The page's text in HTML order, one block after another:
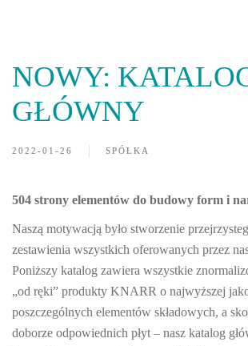
NOWY:
GŁÓWNY
2022-01-26 SPÓŁKA
504 strony elementów do budowy form i
Naszą motywacją było stworzenie
zestawienia wszystkich oferowanych przez
Poniższy katalog zawiera wszystkie
„od ręki” produkty KNARR o najwyższej
poszczególnych elementów składowych, a
doborze odpowiednich płyt – nasz katalog